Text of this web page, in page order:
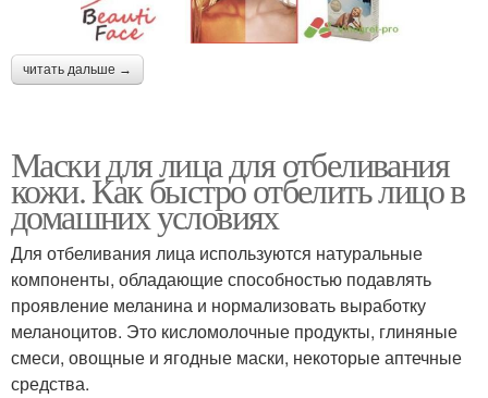
читать дальше →
Маски для лица для отбеливания
кожи. Как быстро отбелить лицо в
домашних условиях
Для отбеливания лица используются натуральные
компоненты, обладающие способностью подавлять
проявление меланина и нормализовать выработку
меланоцитов. Это кисломолочные продукты, глиняные
смеси, овощные и ягодные маски, некоторые аптечные
средства.